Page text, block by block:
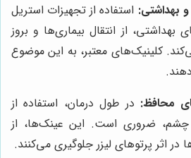
بهداشتی: استفاده از تجهیزات استریل
بهداشتی، از انتقال بیماری‌ها و بروز
کلینیک‌های معتبر، به این موضوع
محافظ: در طول درمان، استفاده از
ضروری است. این عینک‌ها، از
اثر پرتوهای لیزر جلوگیری می‌کنند.